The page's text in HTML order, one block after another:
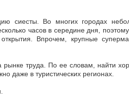
сиесты. Во многих городах
часов в середине дня,
Впрочем, крупные
рынке труда. По ее словам, найти
даже в туристических регионах.